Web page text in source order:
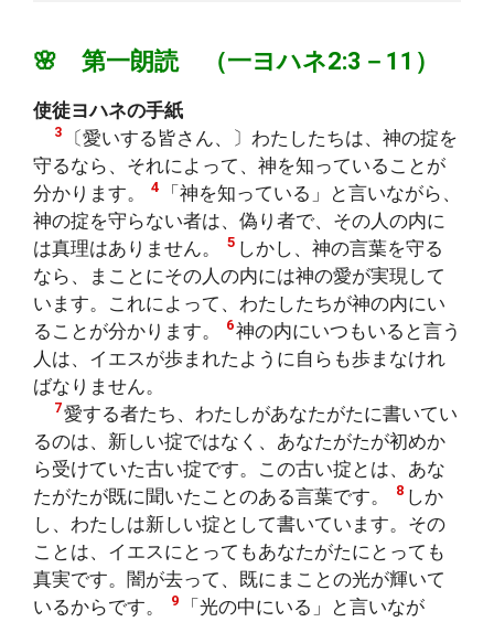
🌸 第一朗読 （一ヨハネ2:3－11）
使徒ヨハネの手紙
3
〔愛いする皆さん、〕わたしたちは、神の掟を
守るなら、それによって、神を知っていることが
分かります。
4
「神を知っている」と言いながら、
神の掟を守らない者は、偽り者で、その人の内に
は真理はありません。
5 しかし、神の言葉を守る
なら、まことにその人の内には神の愛が実現して
います。これによって、わたしたちが神の内にい
ることが分かります。
6神の内にいつもいると言う
人は、イエスが歩まれたように自らも歩まなけれ
ばなりません。
7愛する者たち、わたしがあなたがたに書いてい
るのは、新しい掟ではなく、あなたがたが初めか
ら受けていた古い掟です。この古い掟とは、あな
たがたが既に聞いたことのある言葉です。
8 しか
し、わたしは新しい掟として書いています。その
ことは、イエスにとってもあなたがたにとっても
真実です。闇が去って、既にまことの光が輝いて
いるからです。
9
「光の中にいる」と言いなが